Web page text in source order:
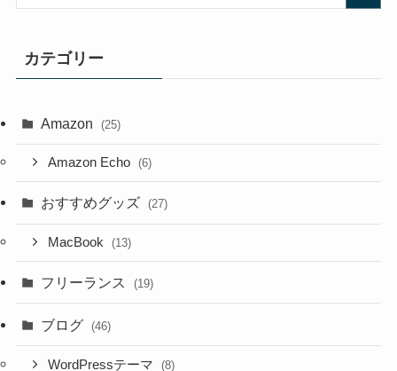
カテゴリー
Amazon (25)
Amazon Echo (6)
おすすめグッズ (27)
MacBook (13)
フリーランス (19)
ブログ (46)
WordPressテーマ (8)